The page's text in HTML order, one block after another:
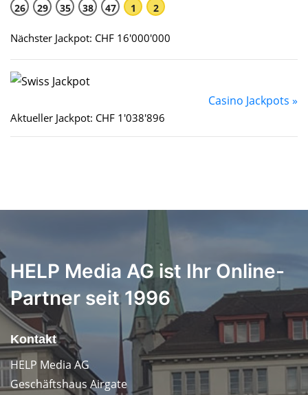
26 29 35 38 47 1 2
Nächster Jackpot: CHF 16'000'000
Casino Jackpots »
Aktueller Jackpot: CHF 1'038'896
HELP Media AG ist Ihr Online-
Partner seit 1996
Kontakt
HELP Media AG
Geschäftshaus Airgate